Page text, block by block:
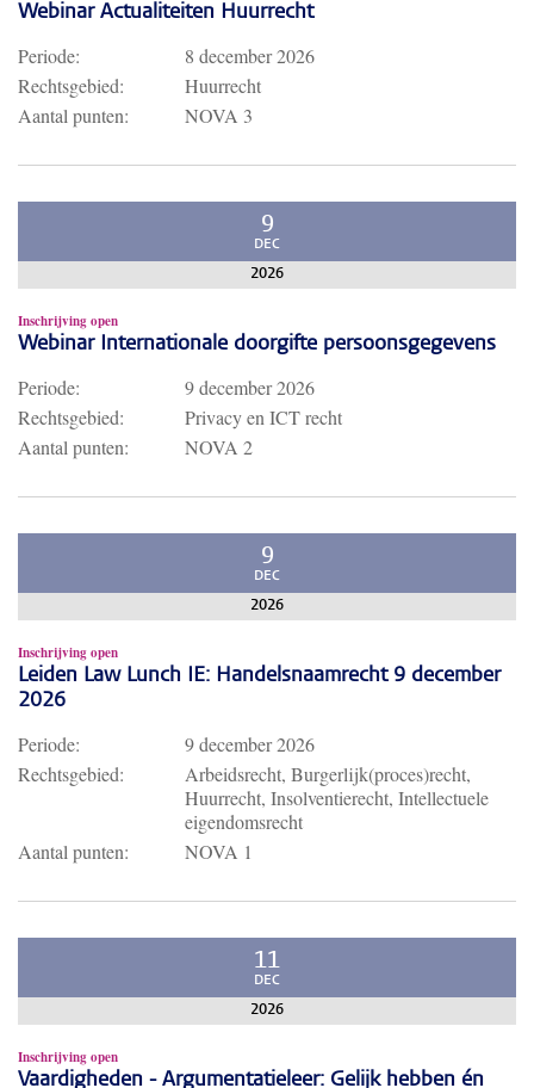
Webinar Actualiteiten Huurrecht
Periode:
8 december 2026
Rechtsgebied:
Huurrecht
Aantal punten:
NOVA 3
9
DEC
2026
Inschrijving open
Webinar Internationale doorgifte persoonsgegevens
Periode:
9 december 2026
Rechtsgebied:
Privacy en ICT recht
Aantal punten:
NOVA 2
9
DEC
2026
Inschrijving open
Leiden Law Lunch IE: Handelsnaamrecht 9 december
2026
Periode:
9 december 2026
Rechtsgebied:
Arbeidsrecht, Burgerlijk(proces)recht,
Huurrecht, Insolventierecht, Intellectuele
eigendomsrecht
Aantal punten:
NOVA 1
11
DEC
2026
Inschrijving open
Vaardigheden - Argumentatieleer: Gelijk hebben én